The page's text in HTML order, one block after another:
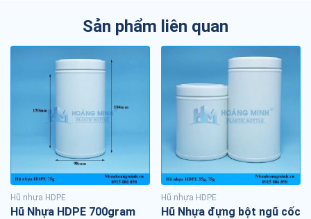
Sản phẩm liên quan
Hũ nhựa HDPE
Hũ Nhựa HDPE 700gram
Hũ nhựa HDPE
Hũ Nhựa đựng bột ngũ cốc